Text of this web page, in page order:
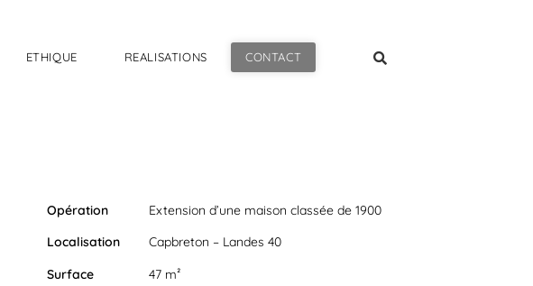
ETHIQUE REALISATIONS CONTACT
Opération
Extension d’une maison classée de 1900
Localisation
Capbreton – Landes 40
Surface
47 m²